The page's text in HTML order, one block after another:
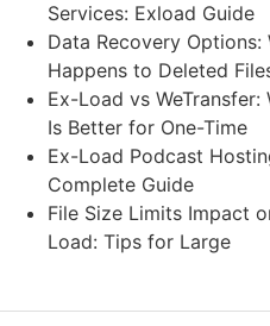
Services: Exload Guide
Data Recovery Options:
Happens to Deleted
Ex-Load vs WeTransfer:
Is Better for One-Time
Ex-Load Podcast
Complete Guide
File Size Limits Impact
Load: Tips for Large